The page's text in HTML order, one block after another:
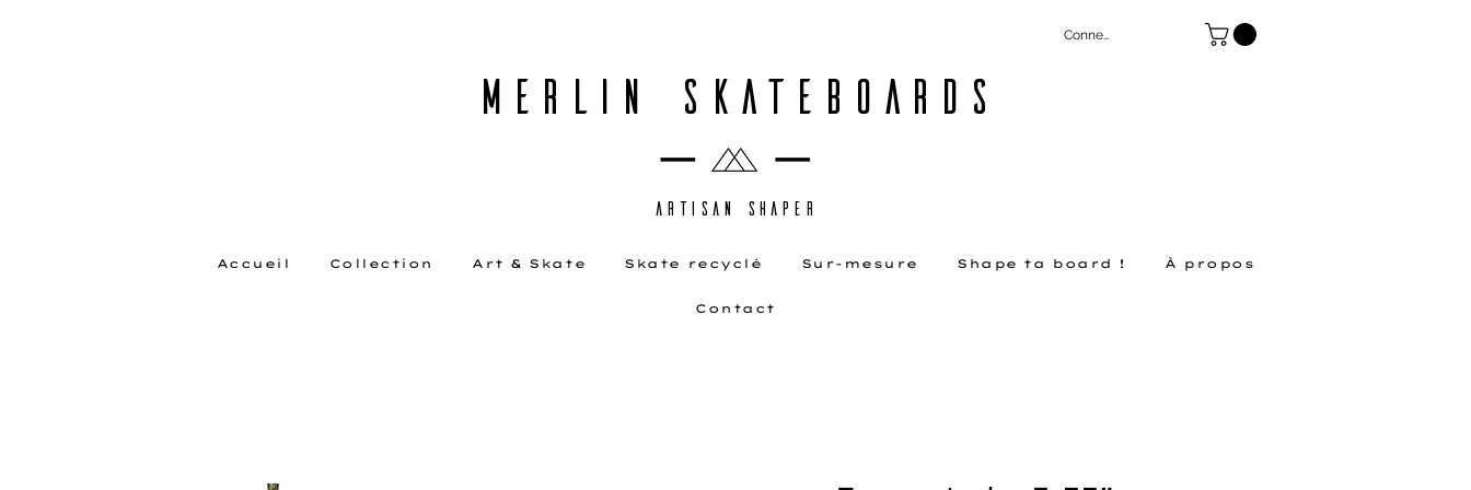
Connexion
MERLIN SKATEBOARDS
ARTISAN SHAPER
Accueil Collection Art & Skate Skate recyclé Sur-mesure Shape ta board ! À propos
Contact